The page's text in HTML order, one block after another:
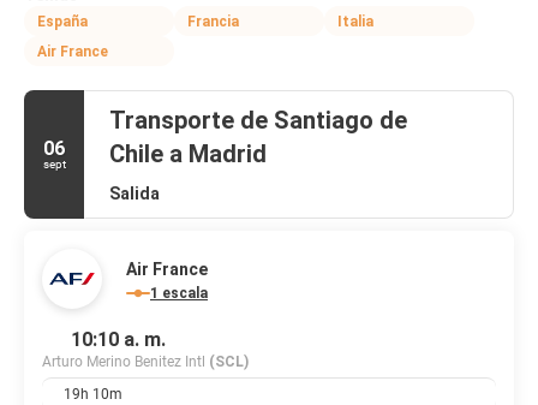
España Francia
Italia
Air France
06
sept
Transporte de Santiago de
Chile a Madrid
Salida
Air France
1 escala
10:10 a. m.
Arturo Merino Benitez Intl (SCL)
19h 10m